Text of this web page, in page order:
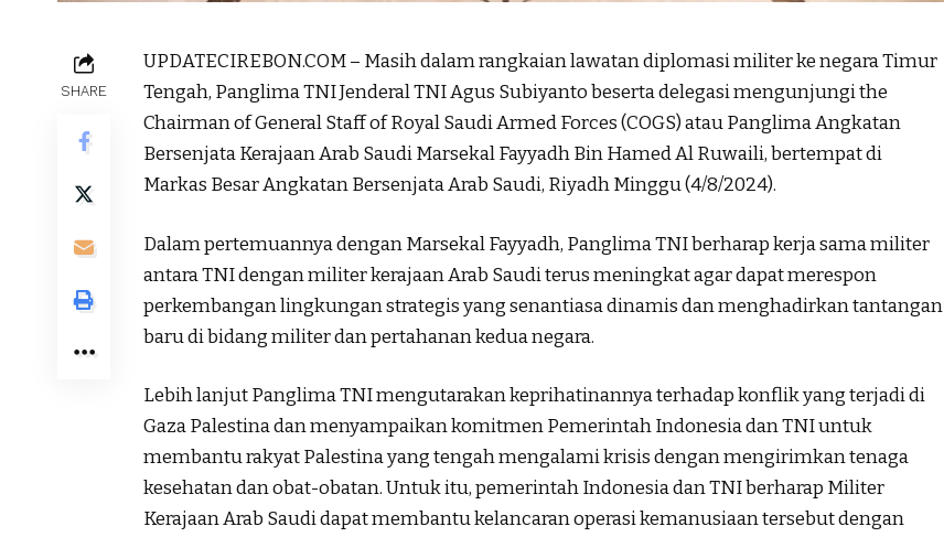
SHARE
UPDATECIREBON.COM – Masih dalam rangkaian lawatan diplomasi militer ke negara Timur
Tengah, Panglima TNI Jenderal TNI Agus Subiyanto beserta delegasi mengunjungi the
Chairman of General Staff of Royal Saudi Armed Forces (COGS) atau Panglima Angkatan
Bersenjata Kerajaan Arab Saudi Marsekal Fayyadh Bin Hamed Al Ruwaili, bertempat di
Markas Besar Angkatan Bersenjata Arab Saudi, Riyadh Minggu (4/8/2024).
Dalam pertemuannya dengan Marsekal Fayyadh, Panglima TNI berharap kerja sama militer
antara TNI dengan militer kerajaan Arab Saudi terus meningkat agar dapat merespon
perkembangan lingkungan strategis yang senantiasa dinamis dan menghadirkan tantangan
baru di bidang militer dan pertahanan kedua negara.
Lebih lanjut Panglima TNI mengutarakan keprihatinannya terhadap konflik yang terjadi di
Gaza Palestina dan menyampaikan komitmen Pemerintah Indonesia dan TNI untuk
membantu rakyat Palestina yang tengah mengalami krisis dengan mengirimkan tenaga
kesehatan dan obat-obatan. Untuk itu, pemerintah Indonesia dan TNI berharap Militer
Kerajaan Arab Saudi dapat membantu kelancaran operasi kemanusiaan tersebut dengan